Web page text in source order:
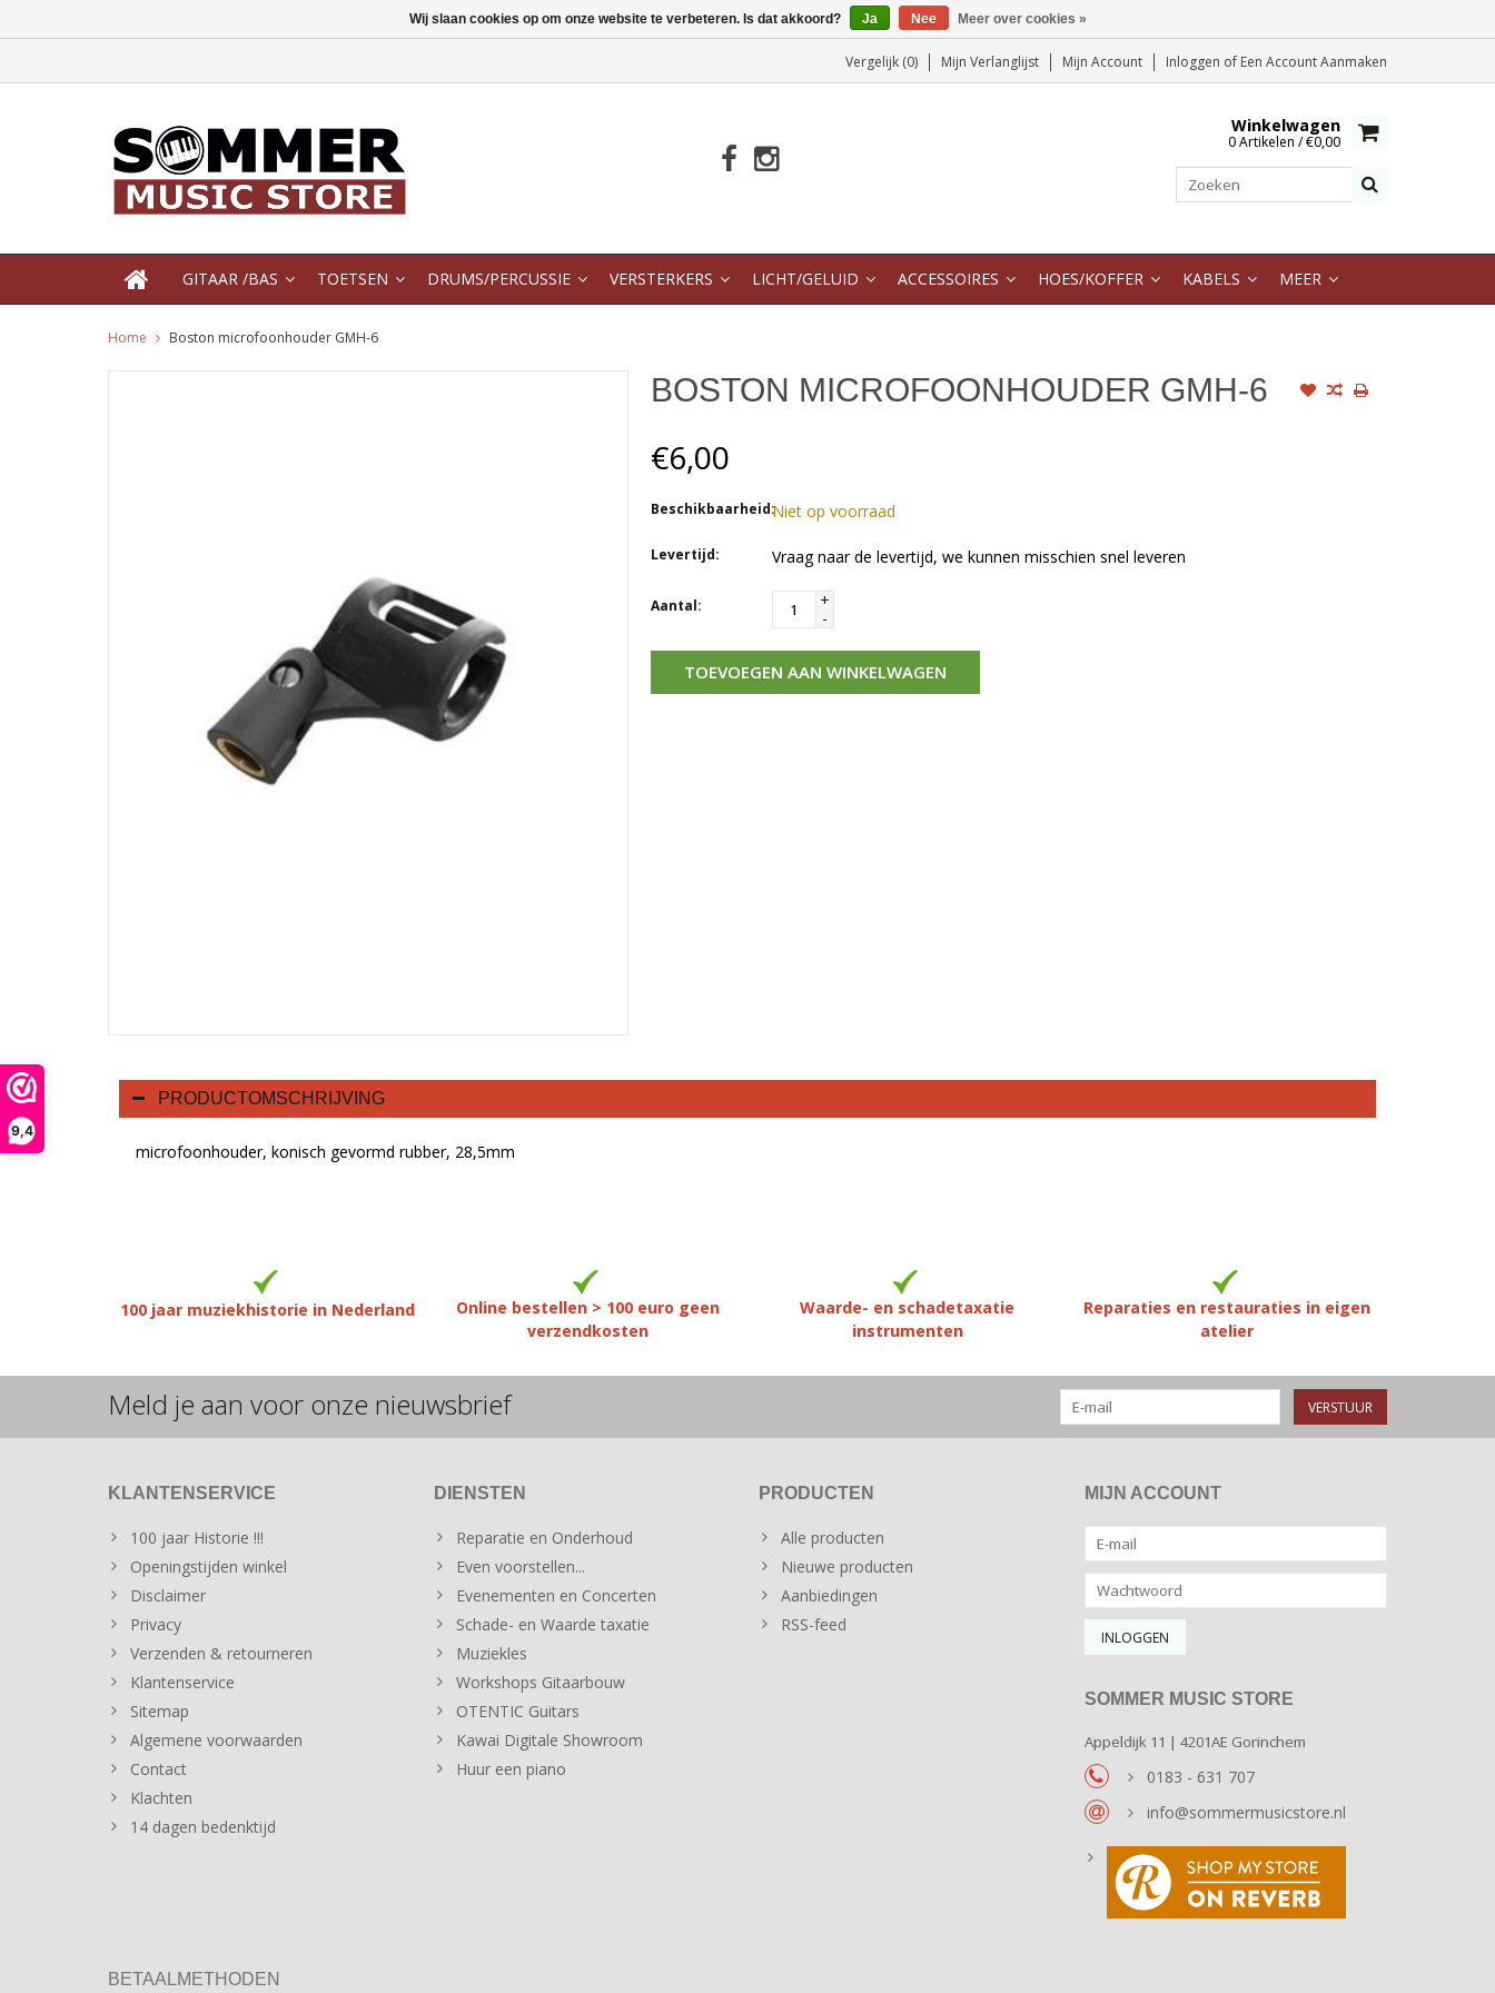
9,4
Vergelijk (0) Mijn Verlanglijst Mijn Account Inloggen of Een Account Aanmaken
Winkelwagen
0 Artikelen / €0,00
GITAAR /BAS TOETSEN DRUMS/PERCUSSIE VERSTERKERS LICHT/GELUID ACCESSOIRES HOES/KOFFER KABELS MEER
Home Boston microfoonhouder GMH-6
BOSTON MICROFOONHOUDER GMH-6
€6,00
Beschikbaarheid:Niet op voorraad
Levertijd: Vraag naar de levertijd, we kunnen misschien snel leveren
Aantal:
+
-
TOEVOEGEN AAN WINKELWAGEN
PRODUCTOMSCHRIJVING
microfoonhouder, konisch gevormd rubber, 28,5mm
100 jaar muziekhistorie in Nederland
Online bestellen > 100 euro geen
verzendkosten
Waarde- en schadetaxatie
instrumenten
Reparaties en restauraties in eigen
atelier
Meld je aan voor onze nieuwsbrief VERSTUUR
KLANTENSERVICE
100 jaar Historie !!!
Openingstijden winkel
Disclaimer
Privacy
Verzenden & retourneren
Klantenservice
Sitemap
Algemene voorwaarden
Contact
Klachten
14 dagen bedenktijd
DIENSTEN
Reparatie en Onderhoud
Even voorstellen...
Evenementen en Concerten
Schade- en Waarde taxatie
Muziekles
Workshops Gitaarbouw
OTENTIC Guitars
Kawai Digitale Showroom
Huur een piano
PRODUCTEN
Alle producten
Nieuwe producten
Aanbiedingen
RSS-feed
MIJN ACCOUNT
SOMMER MUSIC STORE
Appeldijk 11 | 4201AE Gorinchem
0183 - 631 707
info@sommermusicstore.nl
BETAALMETHODEN
Wij slaan cookies op om onze website te verbeteren. Is dat akkoord? Ja Nee Meer over cookies »